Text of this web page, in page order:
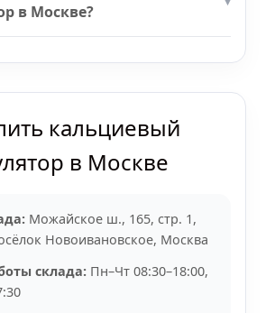
в Москве?
кальциевый
в Москве
Можайское ш., 165, стр. 1,
Новоивановское, Москва
склада: Пн–Чт 08:30–18:00,